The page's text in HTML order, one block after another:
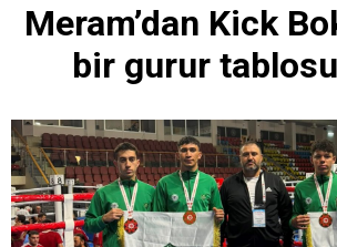
Meram’dan Kick
bir gurur